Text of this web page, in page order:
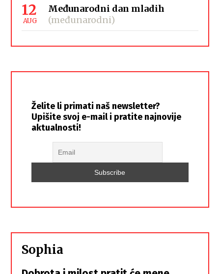
12
AUG
Međunarodni dan mladih
(međunarodni)
Želite li primati naš newsletter?
Upišite svoj e-mail i pratite najnovije
aktualnosti!
Sophia